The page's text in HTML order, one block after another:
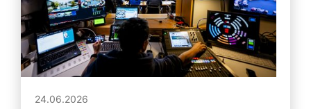
24.06.2026